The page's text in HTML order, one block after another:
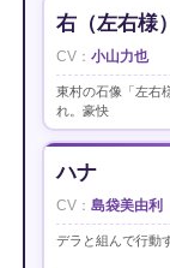
右（左右様）
小山力也
東村の石像「左右
れ。豪快
ハナ
島袋美由利
デラと組んで行動